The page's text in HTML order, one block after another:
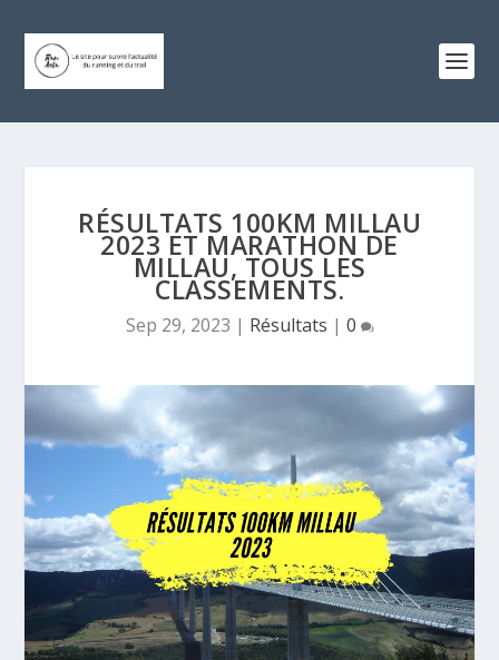
RÉSULTATS 100KM MILLAU
2023 ET MARATHON DE
MILLAU, TOUS LES
CLASSEMENTS.
Sep 29, 2023 | Résultats | 0